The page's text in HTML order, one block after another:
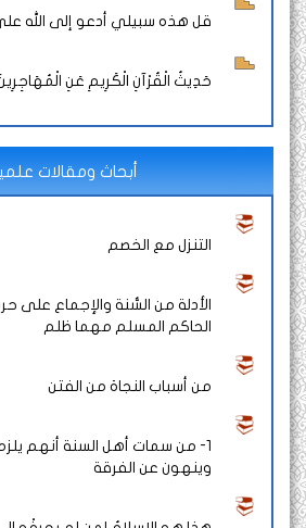
قل هذه سبيلي أدعو إلى الله
حَدِيثُ الْقُرْآنِ الْكَرِيمِ عَنِ الْمُهَاجِرِينَ
أبحاث ومقالات
التنزل مع الخصم
الأدلة من السُّنة والإجماع على
الحاكم المسلم مهما ظلم
من أسباب النجاة من الفتن
1- من سمات أهل السنة أنهم
وينهون عن الفرقة